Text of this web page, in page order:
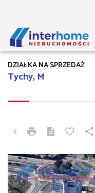
Tychy, M
DZIAŁKA NA SPRZEDAŻ